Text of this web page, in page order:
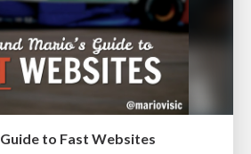
to Fast Websites